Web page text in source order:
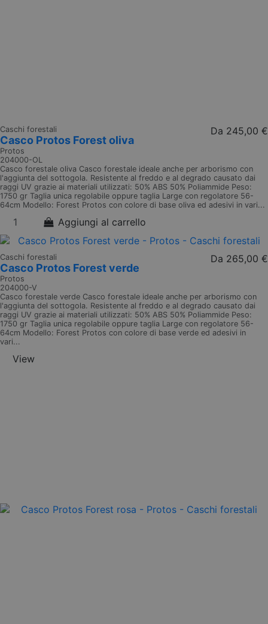
Caschi forestali
Casco Protos Forest oliva
Protos
204000-OL
Da 245,00 €
Casco forestale oliva Casco forestale ideale anche per arborismo con
l'aggiunta del sottogola. Resistente al freddo e al degrado causato dai
raggi UV grazie ai materiali utilizzati: 50% ABS 50% Poliammide Peso:
1750 gr Taglia unica regolabile oppure taglia Large con regolatore 56-
64cm Modello: Forest Protos con colore di base oliva ed adesivi in vari...
Aggiungi al carrello
Caschi forestali
Casco Protos Forest verde
Protos
204000-V
Da 265,00 €
Casco forestale verde Casco forestale ideale anche per arborismo con
l'aggiunta del sottogola. Resistente al freddo e al degrado causato dai
raggi UV grazie ai materiali utilizzati: 50% ABS 50% Poliammide Peso:
1750 gr Taglia unica regolabile oppure taglia Large con regolatore 56-
64cm Modello: Forest Protos con colore di base verde ed adesivi in
vari...
View